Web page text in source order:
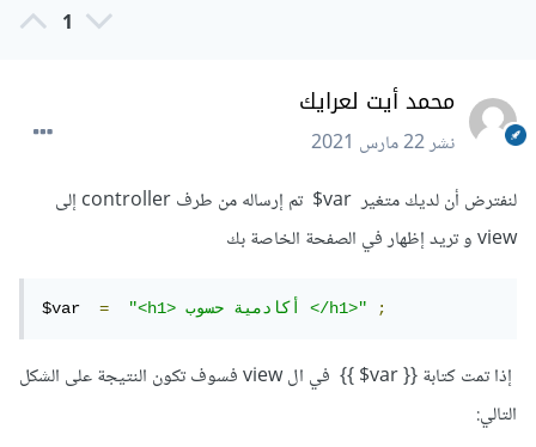
1
محمد أيت لعرايك
نشر22 مارس 2021
لنفترض أن لديك متغير var$ تم إرساله من طرف controller إلى
view و تريد إظهار في الصفحة الخاصة بك
$var = "<h1> أكادمية حسوب </h1>" ;
إذا تمت كتابة {{ var$ }} في ال view فسوف تكون النتيجة على الشكل
التالي: